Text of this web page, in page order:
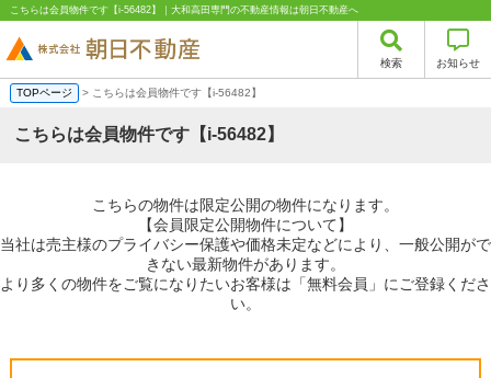
こちらは会員物件です【i-56482】｜大和高田専門の不動産情報は朝日不動産へ
検索 お知らせ
TOPページ > こちらは会員物件です【i-56482】
こちらは会員物件です【i-56482】
こちらの物件は限定公開の物件になります。
【会員限定公開物件について】
当社は売主様のプライバシー保護や価格未定などにより、一般公開がで
きない最新物件があります。
より多くの物件をご覧になりたいお客様は「無料会員」にご登録くださ
い。